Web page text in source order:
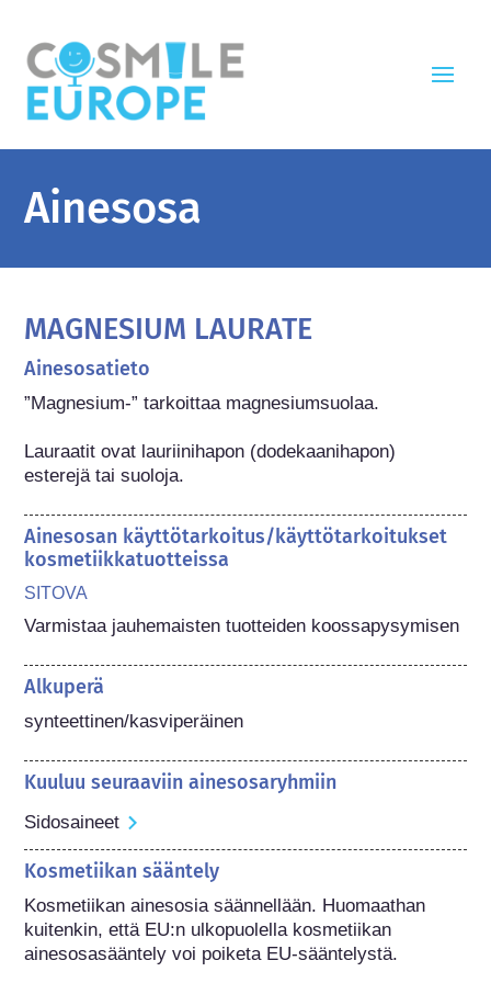
Ainesosa
MAGNESIUM LAURATE
Ainesosatieto
”Magnesium-” tarkoittaa magnesiumsuolaa.
Lauraatit ovat lauriinihapon (dodekaanihapon)
esterejä tai suoloja.
Ainesosan käyttötarkoitus/käyttötarkoitukset
kosmetiikkatuotteissa
SITOVA
Varmistaa jauhemaisten tuotteiden koossapysymisen
Alkuperä
synteettinen/kasviperäinen
Kuuluu seuraaviin ainesosaryhmiin
Sidosaineet
Kosmetiikan sääntely
Kosmetiikan ainesosia säännellään. Huomaathan
kuitenkin, että EU:n ulkopuolella kosmetiikan
ainesosasääntely voi poiketa EU-sääntelystä.